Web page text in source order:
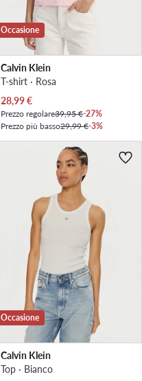
Occasione
Calvin Klein
T-shirt · Rosa
Prezzo attuale
28,99€
Prezzo regolare39,95 €-27%
Prezzo più basso29,99 €-3%
Occasione
Calvin Klein
Top · Bianco